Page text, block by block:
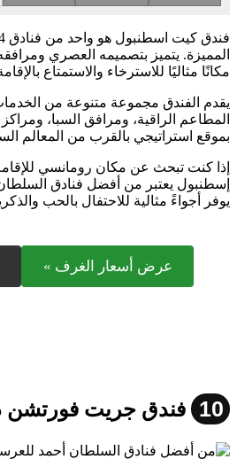
المميزة. يتميز بتصميمه العصري
مكانًا مثاليًا للاسترخاء والاستمتاع
يقدم الفندق مجموعة متنوعة من
المطاعم الراقية، ومرافق السبا، ومراكز
بموقع استراتيجي بالقرب من المعالم
إذا كنت تبحث عن مكان رومانسي
إسطنبول يعتبر من أفضل فنادق
يوفر أجواءً مثالية للاحتفال بالحب
عرض أسعار الغرف »
10 فندق جريت فورتشن